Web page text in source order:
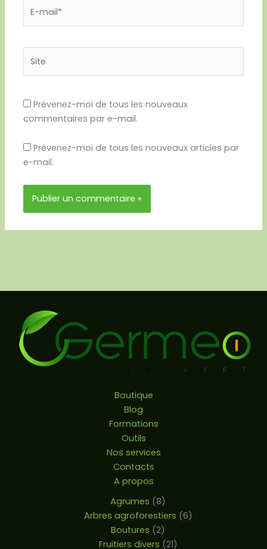
mail*
Prévenez-moi de tous les nouveaux
commentaires par e-mail.
Prévenez-moi de tous les nouveaux articles par
e-mail.
Boutique
Blog
Formations
Outils
Nos services
Contacts
A propos
Agrumes 8
Arbres agroforestiers 6
Boutures 2
Fruitiers divers 21